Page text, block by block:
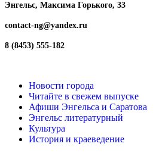
Энгельс, Максима Горького, 33
contact-ng@yandex.ru
8 (8453) 555-182
Новости города
Читайте в свежем выпуске
Афиши Энгельса и Саратова
Энгельс литературный
Культура
История и краеведение